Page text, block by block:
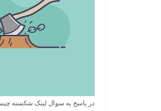
در پاسخ به سوال لینک شکسته